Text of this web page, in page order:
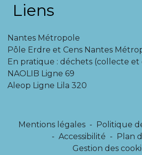
Liens
Nantes Métropole
Pôle Erdre et Cens Nantes
En pratique : déchets (collecte
NAOLIB Ligne 69
Aleop Ligne Lila 320
Mentions légales - Politique
- Accessibilité - Plan
Gestion des